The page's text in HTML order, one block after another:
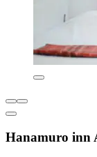
Hanamuro inn